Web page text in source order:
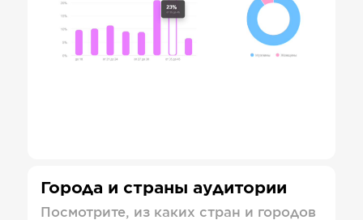
Города и страны аудитории
Посмотрите, из каких стран и городов